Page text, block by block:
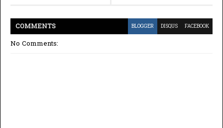
COMMENTS BLOGGER DISQUS FACEBOOK
No Comments: